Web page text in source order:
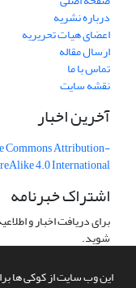
این وب سایت از کوکی ها
درباره نشریه
اعضای هیات تحریریه
ارسال مقاله
تماس با ما
نقشه سایت
آخرین اخبار
Commons Attribution-
4.0 International
اشتراک خبرنامه
برای دریافت اخبار و
شوید.